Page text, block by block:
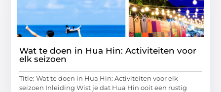
Wat te doen in Hua Hin: Activiteiten voor
elk seizoen
Title: Wat te doen in Hua Hin: Activiteiten voor elk
seizoen Inleiding Wist je dat Hua Hin ooit een rustig